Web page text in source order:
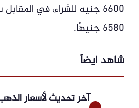
6600 جنيه للشراء، في
6580 جنيهًا.
شاهد ايضاً
آخر تحديث لأسعار